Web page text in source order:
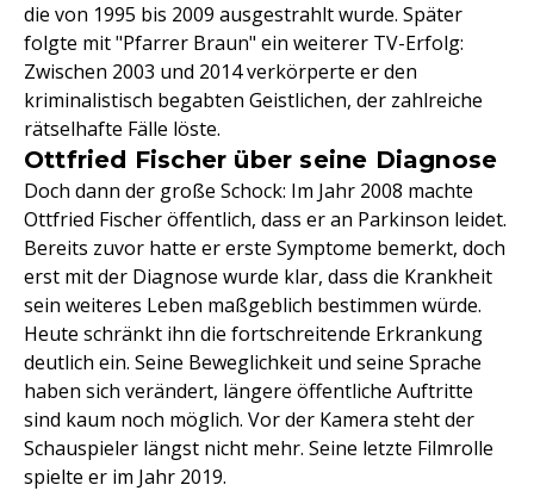
die von 1995 bis 2009 ausgestrahlt wurde. Später
folgte mit "Pfarrer Braun" ein weiterer TV-Erfolg:
Zwischen 2003 und 2014 verkörperte er den
kriminalistisch begabten Geistlichen, der zahlreiche
rätselhafte Fälle löste.
Ottfried Fischer über seine Diagnose
Doch dann der große Schock: Im Jahr 2008 machte
Ottfried Fischer öffentlich, dass er an Parkinson leidet.
Bereits zuvor hatte er erste Symptome bemerkt, doch
erst mit der Diagnose wurde klar, dass die Krankheit
sein weiteres Leben maßgeblich bestimmen würde.
Heute schränkt ihn die fortschreitende Erkrankung
deutlich ein. Seine Beweglichkeit und seine Sprache
haben sich verändert, längere öffentliche Auftritte
sind kaum noch möglich. Vor der Kamera steht der
Schauspieler längst nicht mehr. Seine letzte Filmrolle
spielte er im Jahr 2019.